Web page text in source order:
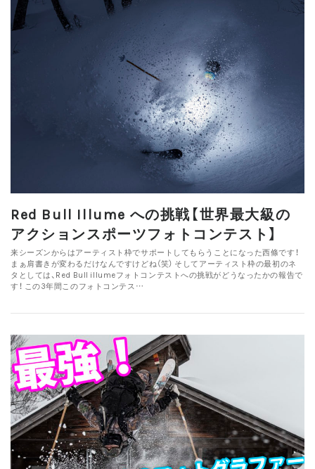
Red Bull Illume への挑戦【世界最大級の
アクションスポーツフォトコンテスト】
来シーズンからはアーティスト枠でサポートしてもらうことになった西條です！
まぁ肩書きが変わるだけなんですけどね（笑） そしてアーティスト枠の最初のネ
タとしては、Red Bull illumeフォトコンテストへの挑戦がどうなったかの報告で
す！ この3年間このフォトコンテス…